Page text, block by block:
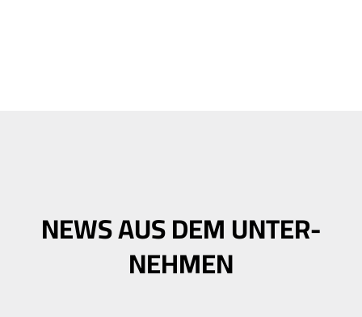
NEWS AUS DEM UNTER­
NEHMEN